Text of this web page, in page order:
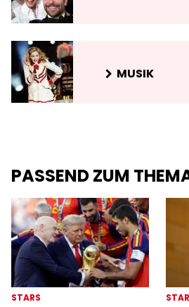
MUSIK
PASSEND ZUM
STARS